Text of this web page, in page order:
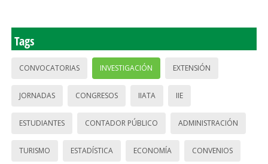
Tags
CONVOCATORIAS INVESTIGACIÓN EXTENSIÓN
JORNADAS CONGRESOS IIATA IIE
ESTUDIANTES CONTADOR PÚBLICO ADMINISTRACIÓN
TURISMO ESTADÍSTICA ECONOMÍA CONVENIOS